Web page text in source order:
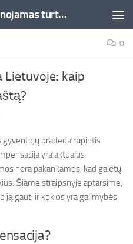
Akcijos, Investavimas, nekilnojamas turtas, kriptovaliutos - Besociai.lt
0
Lietuvoje: kaip
pradeda rūpintis
yra aktualus
nėra pakankamos, kad galėtų
Šiame straipsnyje aptarsime,
ją gauti ir kokios yra galimybės